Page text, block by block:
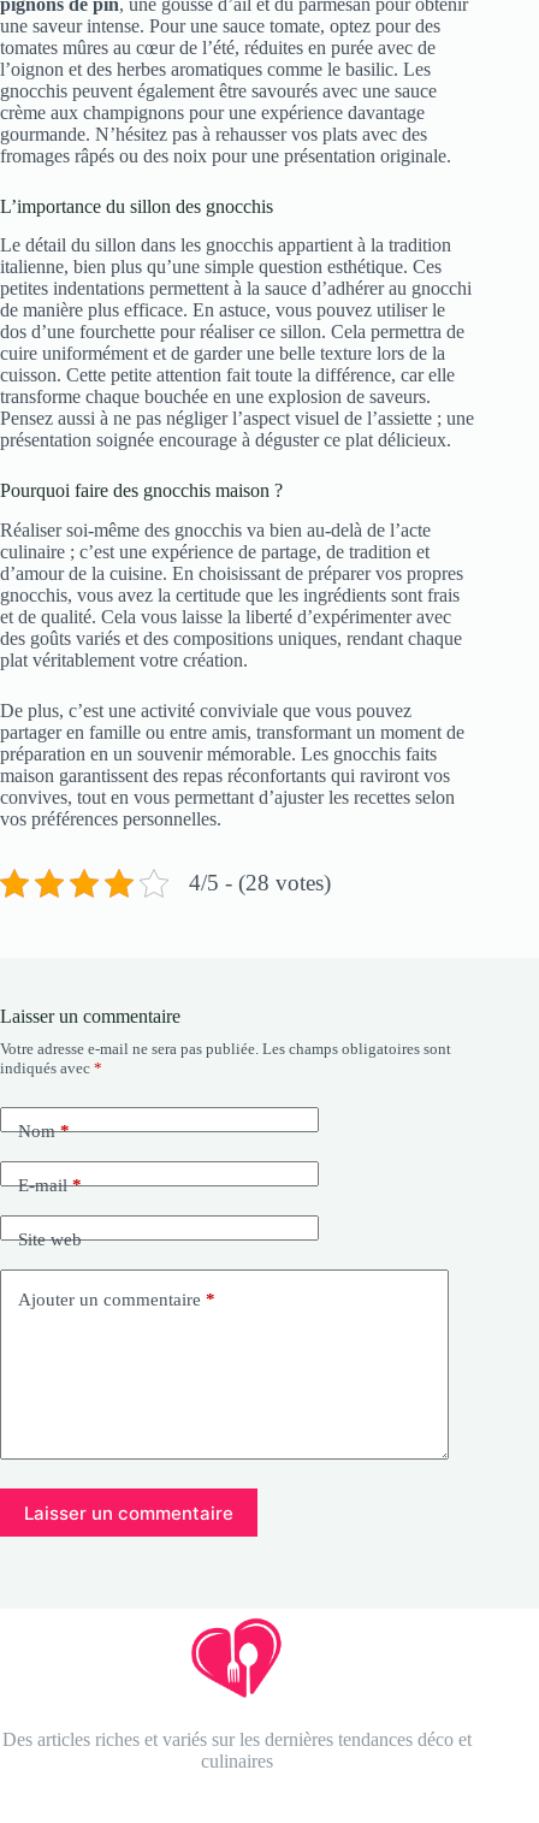
une saveur intense. Pour une sauce tomate, optez pour des
tomates mûres au cœur de l’été, réduites en purée avec de
l’oignon et des herbes aromatiques comme le basilic. Les
gnocchis peuvent également être savourés avec une sauce
crème aux champignons pour une expérience davantage
gourmande. N’hésitez pas à rehausser vos plats avec des
fromages râpés ou des noix pour une présentation originale.
L’importance du sillon des gnocchis
Le détail du sillon dans les gnocchis appartient à la tradition
italienne, bien plus qu’une simple question esthétique. Ces
petites indentations permettent à la sauce d’adhérer au gnocchi
de manière plus efficace. En astuce, vous pouvez utiliser le
dos d’une fourchette pour réaliser ce sillon. Cela permettra de
cuire uniformément et de garder une belle texture lors de la
cuisson. Cette petite attention fait toute la différence, car elle
transforme chaque bouchée en une explosion de saveurs.
Pensez aussi à ne pas négliger l’aspect visuel de l’assiette ; une
présentation soignée encourage à déguster ce plat délicieux.
Pourquoi faire des gnocchis maison ?
Réaliser soi-même des gnocchis va bien au-delà de l’acte
culinaire ; c’est une expérience de partage, de tradition et
d’amour de la cuisine. En choisissant de préparer vos propres
gnocchis, vous avez la certitude que les ingrédients sont frais
et de qualité. Cela vous laisse la liberté d’expérimenter avec
des goûts variés et des compositions uniques, rendant chaque
plat véritablement votre création.
De plus, c’est une activité conviviale que vous pouvez
partager en famille ou entre amis, transformant un moment de
préparation en un souvenir mémorable. Les gnocchis faits
maison garantissent des repas réconfortants qui raviront vos
convives, tout en vous permettant d’ajuster les recettes selon
vos préférences personnelles.
4/5 - (28 votes)
Laisser un commentaire
Votre adresse e-mail ne sera pas publiée. Les champs obligatoires sont
indiqués avec *
Nom*
E-mail*
Site web
Ajouter un commentaire *
Laisser un commentaire
Des articles riches et variés sur les dernières tendances déco et
culinaires